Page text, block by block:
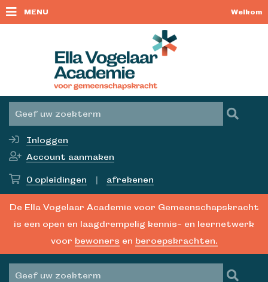
MENU Welkom
Inloggen
Account aanmaken
0 opleidingen | afrekenen
De Ella Vogelaar Academie voor Gemeenschapskracht
is een open en laagdrempelig kennis- en leernetwerk
voor bewoners en beroepskrachten.